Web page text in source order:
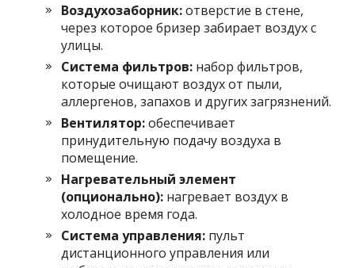
Воздухозаборник:отверстие в стене,
через которое бризер забирает воздух с
улицы.
Система фильтров: набор фильтров,
которые очищают воздух от пыли,
аллергенов, запахов и других загрязнений.
Вентилятор:обеспечивает
принудительную подачу воздуха в
помещение.
Нагревательный элемент
(опционально): нагревает воздух в
холодное время года.
Система управления: пульт
дистанционного управления или